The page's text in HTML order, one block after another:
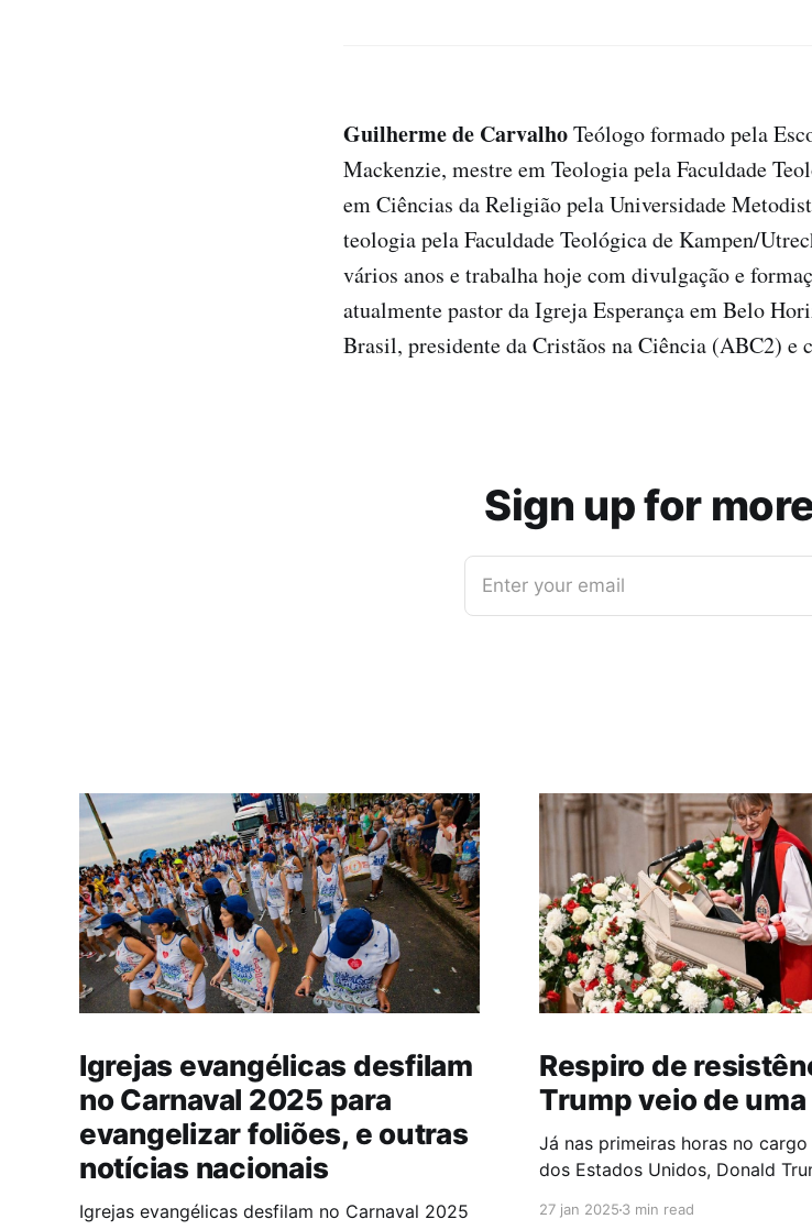
Guilherme de CarvalhoTeólogo formado pela
Mackenzie, mestre em Teologia pela Faculdade
em Ciências da Religião pela Universidade
teologia pela Faculdade Teológica de Kampen/
vários anos e trabalha hoje com divulgação e
atualmente pastor da Igreja Esperança em Belo
Brasil, presidente da Cristãos na Ciência (ABC2) e
Sign up for
Enter your email
Igrejas evangélicas desfilam
no Carnaval 2025 para
evangelizar foliões, e outras
notícias nacionais
Igrejas evangélicas desfilam no Carnaval 2025
Respiro de
Trump veio de
Já nas primeiras horas no
dos Estados Unidos, Donald
pessoas, especialmente de
27 jan 20253 min read